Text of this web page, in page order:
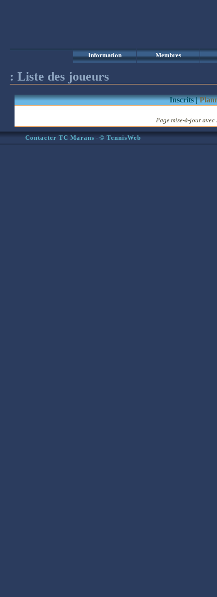
Information Membres
: Liste des joueurs
Inscrits |
Page mise-à-jour avec
Contacter TC Marans - © TennisWeb